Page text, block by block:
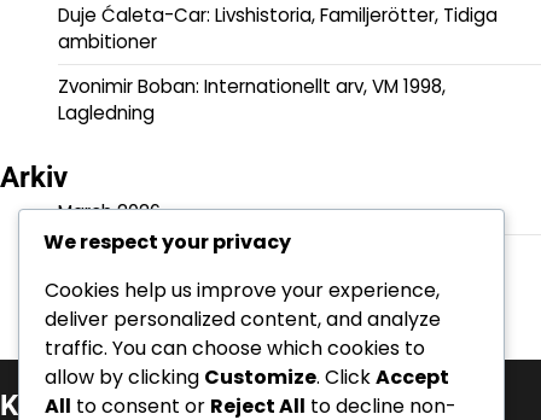
Duje Ćaleta-Car: Livshistoria, Familjerötter, Tidiga
ambitioner
Zvonimir Boban: Internationellt arv, VM 1998,
Lagledning
Arkiv
March 2026
February 2026
Kategorier
We respect your privacy
Cookies help us improve your experience,
deliver personalized content, and analyze
traffic. You can choose which cookies to
allow by clicking Customize. ClickAccept
All to consent or Reject All to decline non-